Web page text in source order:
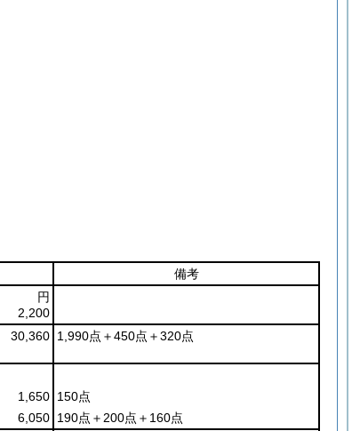
備考
円
2,200
30,360 1,990点＋450点＋320点
1,650 150点
6,050 190点＋200点＋160点